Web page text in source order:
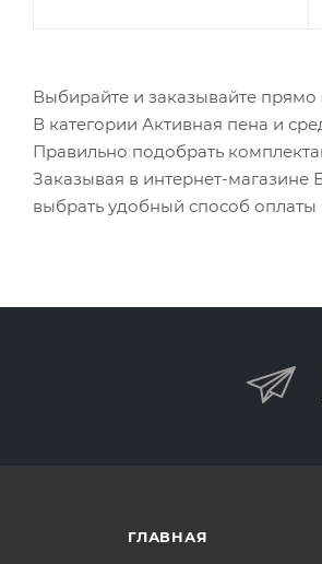
Выбирайте и заказывайте прямо
В категории Активная пена и
Правильно подобрать
Заказывая в интернет-
выбрать удобный способ
ГЛАВНАЯ